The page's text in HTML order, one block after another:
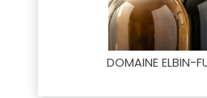
DOMAINE ELBIN-